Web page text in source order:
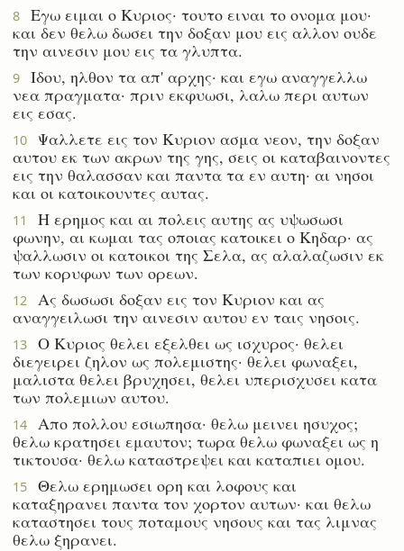
8
Εγω ειμαι ο Κυριος· τουτο ειναι το ονομα μου·
και δεν θελω δωσει την δοξαν μου εις αλλον ουδε
την αινεσιν μου εις τα γλυπτα.
9
Ιδου, ηλθον τα απ' αρχης· και εγω αναγγελλω
νεα πραγματα· πριν εκφυωσι, λαλω περι αυτων
εις εσας.
10
Ψαλλετε εις τον Κυριον ασμα νεον, την δοξαν
αυτου εκ των ακρων της γης, σεις οι καταβαινοντες
εις την θαλασσαν και παντα τα εν αυτη· αι νησοι
και οι κατοικουντες αυτας.
11
Η ερημος και αι πολεις αυτης ας υψωσωσι
φωνην, αι κωμαι τας οποιας κατοικει ο Κηδαρ· ας
ψαλλωσιν οι κατοικοι της Σελα, ας αλαλαζωσιν εκ
των κορυφων των ορεων.
12
Ας δωσωσι δοξαν εις τον Κυριον και ας
αναγγειλωσι την αινεσιν αυτου εν ταις νησοις.
13
Ο Κυριος θελει εξελθει ως ισχυρος· θελει
διεγειρει ζηλον ως πολεμιστης· θελει φωναξει,
μαλιστα θελει βρυχησει, θελει υπερισχυσει κατα
των πολεμιων αυτου.
14
Απο πολλου εσιωπησα· θελω μεινει ησυχος;
θελω κρατησει εμαυτον; τωρα θελω φωναξει ως η
τικτουσα· θελω καταστρεψει και καταπιει ομου.
15
Θελω ερημωσει ορη και λοφους και
καταξηρανει παντα τον χορτον αυτων· και θελω
καταστησει τους ποταμους νησους και τας λιμνας
θελω ξηρανει.